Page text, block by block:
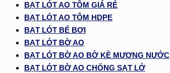
BẠT LÓT AO TÔM GIÁ RẺ
BẠT LÓT AO TÔM HDPE
BẠT LÓT BỂ BƠI
BẠT LÓT BỜ AO
BẠT LÓT BỜ AO BỜ KÈ MƯƠNG NƯỚC
BẠT LÓT BỜ AO CHỐNG SẠT LỞ